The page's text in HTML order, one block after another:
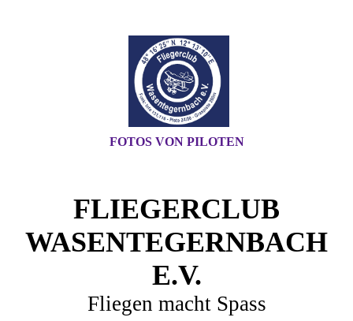
FOTOS VON PILOTEN
FLIEGERCLUB
WASENTEGERNBACH
E.V.
Fliegen macht Spass